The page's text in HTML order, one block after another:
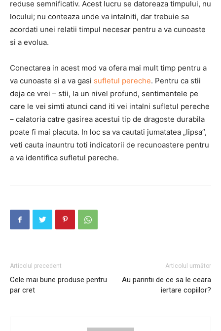
reduse semnificativ. Acest lucru se datoreaza timpului, nu
locului; nu conteaza unde va intalniti, dar trebuie sa
acordati unei relatii timpul necesar pentru a va cunoaste
si a evolua.
Conectarea in acest mod va ofera mai mult timp pentru a
va cunoaste si a va gasi sufletul pereche. Pentru ca stii
deja ce vrei – stii, la un nivel profund, sentimentele pe
care le vei simti atunci cand iti vei intalni sufletul pereche
– calatoria catre gasirea acestui tip de dragoste durabila
poate fi mai placuta. In loc sa va cautati jumatatea „lipsa”,
veti cauta inauntru toti indicatorii de recunoastere pentru
a va identifica sufletul pereche.
Articolul precedent
Cele mai bune produse pentru
par cret
Articolul următor
Au parintii de ce sa le ceara
iertare copiilor?